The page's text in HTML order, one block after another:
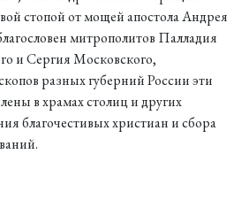
стопой от мощей апостола Андрея
митрополитов Палладия
и Сергия Московского,
разных губерний России эти
в храмах столиц и других
благочестивых христиан и сбора